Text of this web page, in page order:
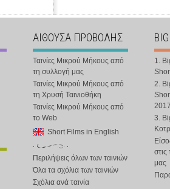
ΑΙΘΟΥΣΑ ΠΡΟΒΟΛΗΣ
Ταινίες Μικρού Μήκους από
τη συλλογή μας
Ταινίες Μικρού Μήκους από
τη Χρυσή Ταινιοθήκη
Ταινίες Μικρού Μήκους από
το Web
Short Films in English
Περιλήψεις όλων των ταινιών
Όλα τα σχόλια των ταινιών
Σχόλια ανά ταινία
1.
2.
3.
στις
μας